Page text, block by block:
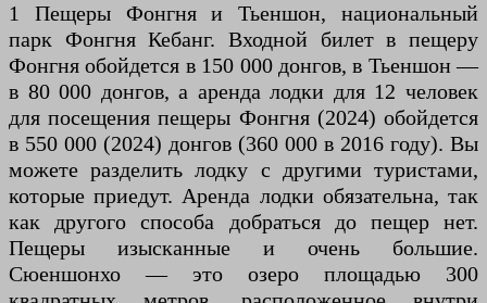
1 Пещеры Фонгня и Тьеншон, национальный
парк Фонгня Кебанг. Входной билет в пещеру
Фонгня обойдется в 150 000 донгов, в Тьеншон —
в 80 000 донгов, а аренда лодки для 12 человек
для посещения пещеры Фонгня (2024) обойдется
в 550 000 (2024) донгов (360 000 в 2016 году). Вы
можете разделить лодку с другими туристами,
которые приедут. Аренда лодки обязательна, так
как другого способа добраться до пещер нет.
Пещеры изысканные и очень большие.
Сюеншонхо — это озеро площадью 300